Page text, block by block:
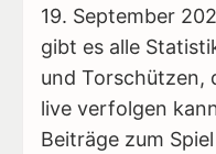
19. September
gibt es alle
und Torschützen,
live verfolgen
Beiträge zum